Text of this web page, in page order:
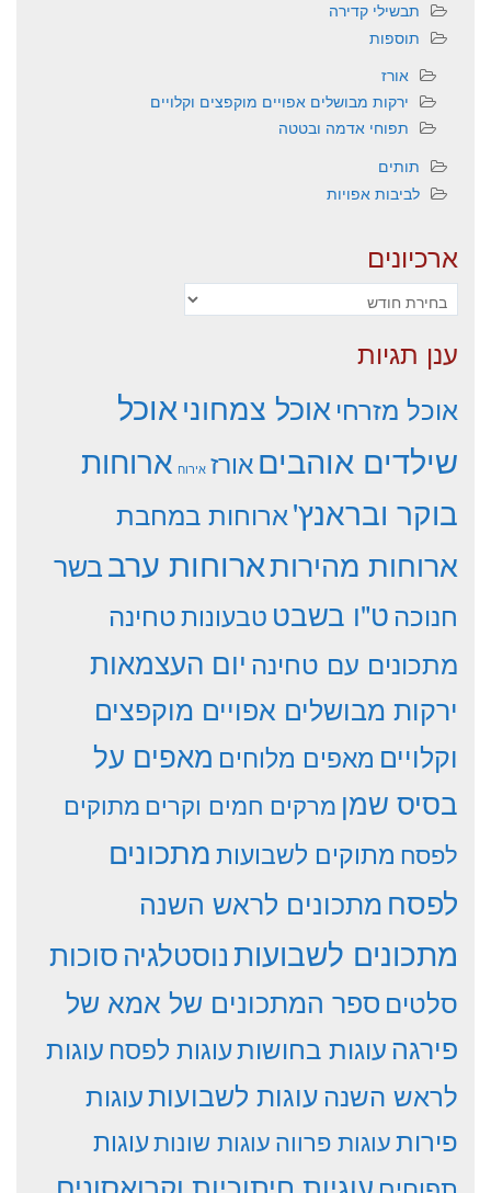
תבשילי קדירה
תוספות
אורז
ירקות מבושלים אפויים מוקפצים וקלויים
תפוחי אדמה ובטטה
תותים
לביבות אפויות
ארכיונים
ארכיונים
ענן תגיות
אוכל מזרחיאוכל צמחוניאוכל
שילדים אוהביםאורז אירוח ארוחות
בוקר ובראנץ'ארוחות במחבת
ארוחות מהירותארוחות ערבבשר
חנוכהט"ו בשבט טבעונותטחינה
מתכונים עם טחינה יום העצמאות
ירקות מבושלים אפויים מוקפצים
וקלויים מאפים מלוחים מאפים על
בסיס שמן מרקים חמים וקריםמתוקים
לפסח מתוקים לשבועותמתכונים
לפסח מתכונים לראש השנה
מתכונים לשבועותנוסטלגיהסוכות
סלטים ספר המתכונים של אמא של
פירגהעוגות בחושותעוגות לפסח עוגות
לראש השנהעוגות לשבועותעוגות
פירותעוגות פרווהעוגות שונותעוגות